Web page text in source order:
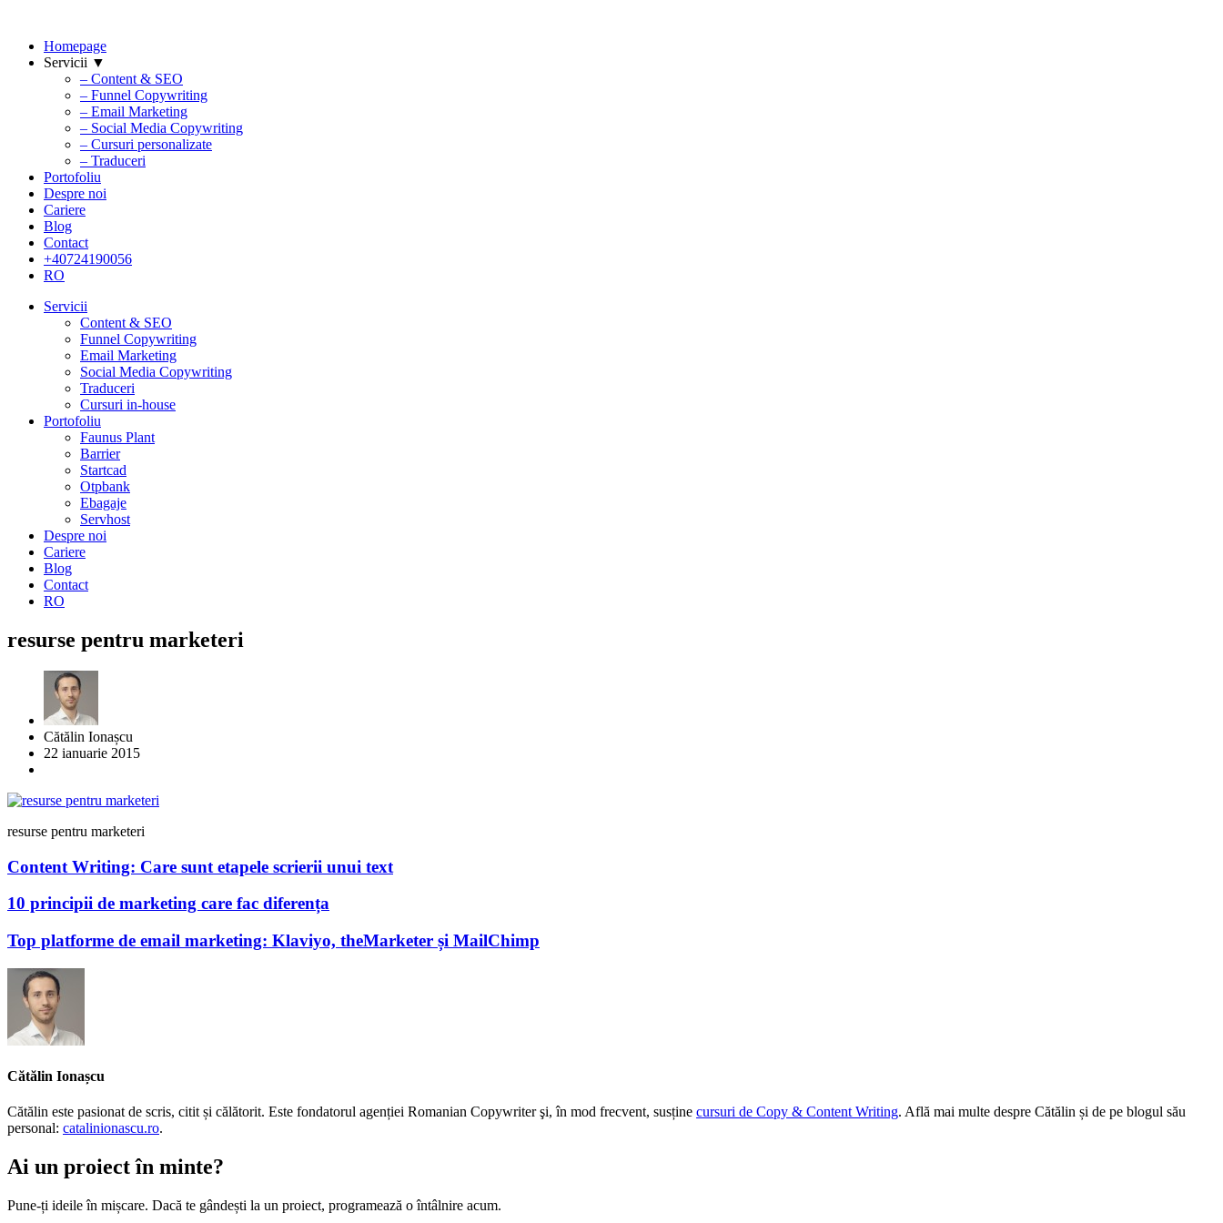
Homepage
Servicii ▼
– Content & SEO
– Funnel Copywriting
– Email Marketing
– Social Media Copywriting
– Cursuri personalizate
– Traduceri
Portofoliu
Despre noi
Cariere
Blog
Contact
+40724190056
RO
Servicii
Content & SEO
Funnel Copywriting
Email Marketing
Social Media Copywriting
Traduceri
Cursuri in-house
Portofoliu
Faunus Plant
Barrier
Startcad
Otpbank
Ebagaje
Servhost
Despre noi
Cariere
Blog
Contact
RO
resurse pentru marketeri
Cătălin Ionașcu
22 ianuarie 2015
resurse pentru marketeri
Content Writing: Care sunt etapele scrierii unui text
10 principii de marketing care fac diferența
Top platforme de email marketing: Klaviyo, theMarketer și MailChimp
Cătălin Ionașcu
Cătălin este pasionat de scris, citit și călătorit. Este fondatorul agenției Romanian Copywriter şi, în mod frecvent, susține cursuri de Copy & Content Writing. Află mai multe despre Cătălin și de pe blogul său
personal: catalinionascu.ro.
Ai un proiect în minte?
Pune-ți ideile în mișcare. Dacă te gândești la un proiect, programează o întâlnire acum.